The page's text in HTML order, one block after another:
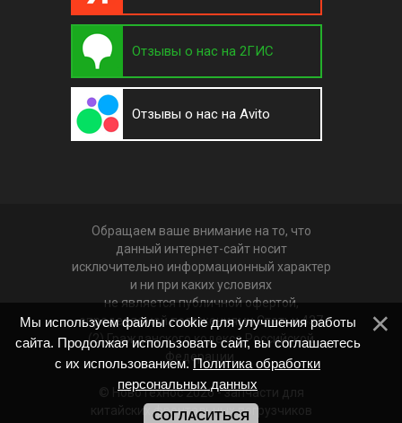
Отзывы о нас на 2ГИС
Отзывы о нас на Avito
Обращаем ваше внимание на то, что
данный интернет-сайт носит
исключительно информационный характер
и ни при каких условиях
не является публичной офертой,
определяемой положениями Статьи 437
(2) Гражданского кодекса Российской
Федерации.
© НовоТехнос 2026 -запчасти для
китайских фронтальных погрузчиков
Мы используем файлы cookie для улучшения работы
сайта. Продолжая использовать сайт, вы соглашаетесь
с их использованием.Политика обработки
персональных данных
СОГЛАСИТЬСЯ